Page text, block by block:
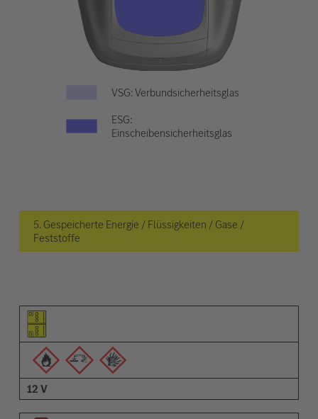
VSG: Verbundsicherheitsglas
ESG:
Einscheibensicherheitsglas
5. Gespeicherte Energie / Flüssigkeiten / Gase /
Feststoffe
Piktogramm des Elements
Pictrogramme der Warnungen
Beschreibung
12 V